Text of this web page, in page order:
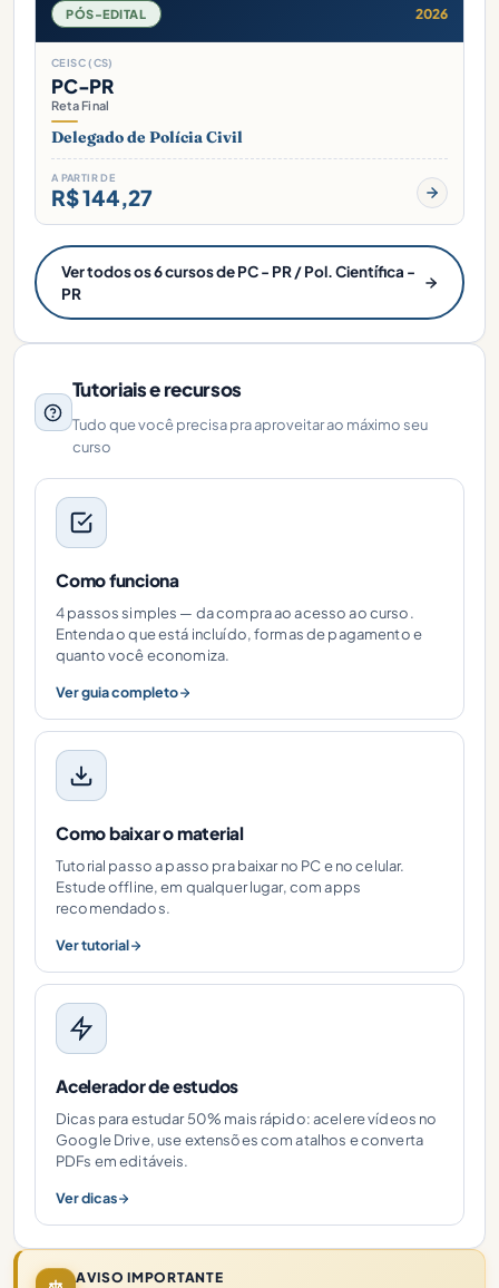
PÓS-EDITAL 2026
CEISC (CS)
PC-PR
Reta Final
Delegado de Polícia Civil
A PARTIR DE
R$ 144,27
Ver todos os 6 cursos de PC - PR / Pol. Científica -
PR
Tutoriais e recursos
Tudo que você precisa pra aproveitar ao máximo seu
curso
Como funciona
4 passos simples — da compra ao acesso ao curso.
Entenda o que está incluído, formas de pagamento e
quanto você economiza.
Ver guia completo
Como baixar o material
Tutorial passo a passo pra baixar no PC e no celular.
Estude offline, em qualquer lugar, com apps
recomendados.
Ver tutorial
Acelerador de estudos
Dicas para estudar 50% mais rápido: acelere vídeos no
Google Drive, use extensões com atalhos e converta
PDFs em editáveis.
Ver dicas
AVISO IMPORTANTE